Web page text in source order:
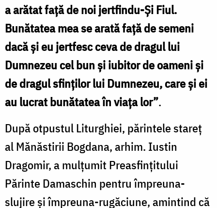
a arătat faţă de noi jertfindu-Şi Fiul.
Bunătatea mea se arată faţă de semeni
dacă şi eu jertfesc ceva de dragul lui
Dumnezeu cel bun şi iubitor de oameni şi
de dragul sfinţilor lui Dumnezeu, care şi ei
au lucrat bunătatea în viaţa lor”.
După otpustul Liturghiei, părintele stareţ
al Mănăstirii Bogdana, arhim. Iustin
Dragomir, a mulţumit Preasfinţitului
Părinte Damaschin pentru împreuna-
slujire şi împreuna-rugăciune, amintind că